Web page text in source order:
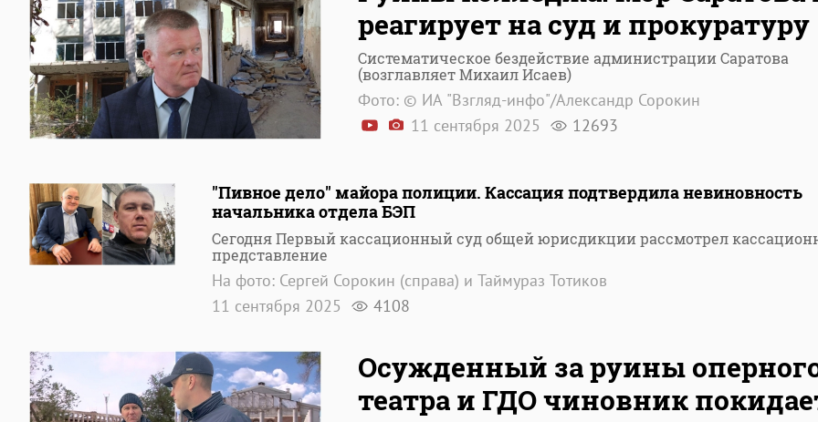
реагирует на суд и прокуратуру
Систематическое бездействие администрации Саратова
(возглавляет Михаил Исаев)
Фото: © ИА "Взгляд-инфо"/Александр Сорокин
11 сентября 2025
12693
"Пивное дело" майора полиции. Кассация подтвердила невиновность
начальника отдела БЭП
Сегодня Первый кассационный суд общей юрисдикции рассмотрел
представление
На фото: Сергей Сорокин (справа) и Таймураз Тотиков
11 сентября 2025
4108
Осужденный за руины
театра и ГДО чиновник